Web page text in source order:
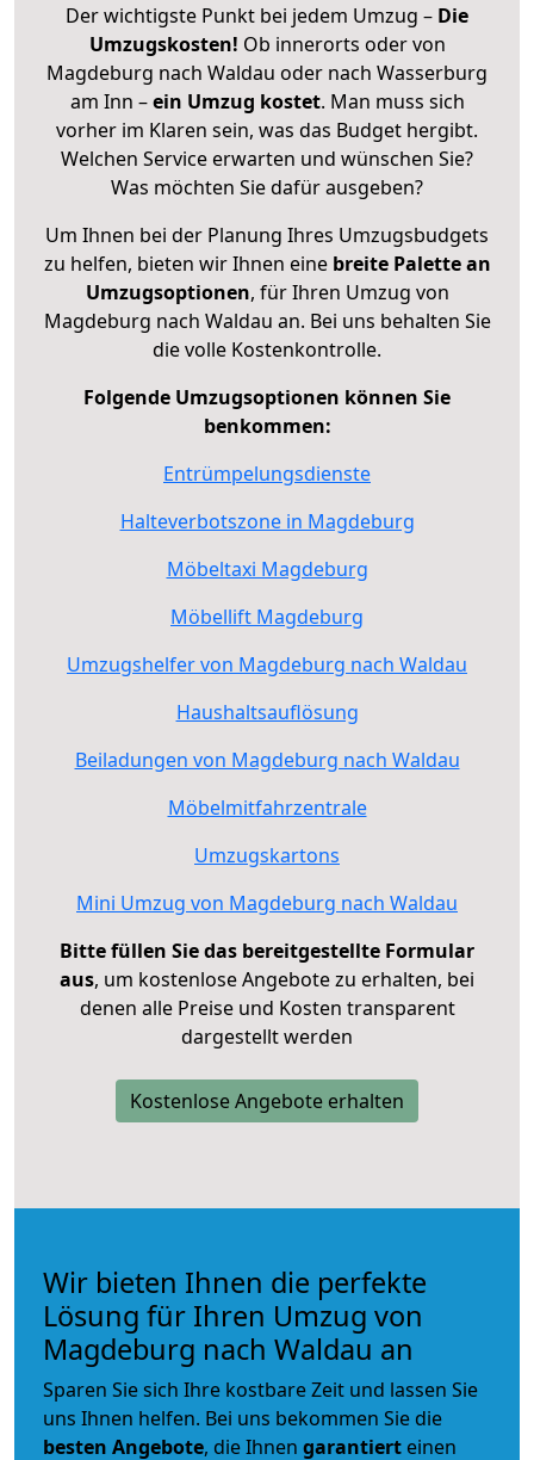
Der wichtigste Punkt bei jedem Umzug – Die
Umzugskosten! Ob innerorts oder von
Magdeburg nach Waldau oder nach Wasserburg
am Inn –ein Umzug kostet. Man muss sich
vorher im Klaren sein, was das Budget hergibt.
Welchen Service erwarten und wünschen Sie?
Was möchten Sie dafür ausgeben?
Um Ihnen bei der Planung Ihres Umzugsbudgets
zu helfen, bieten wir Ihnen eine breite Palette an
Umzugsoptionen, für Ihren Umzug von
Magdeburg nach Waldau an. Bei uns behalten Sie
die volle Kostenkontrolle.
Folgende Umzugsoptionen können Sie
benkommen:
Entrümpelungsdienste
Halteverbotszone in Magdeburg
Möbeltaxi Magdeburg
Möbellift Magdeburg
Umzugshelfer von Magdeburg nach Waldau
Haushaltsauflösung
Beiladungen von Magdeburg nach Waldau
Möbelmitfahrzentrale
Umzugskartons
Mini Umzug von Magdeburg nach Waldau
Bitte füllen Sie das bereitgestellte Formular
aus, um kostenlose Angebote zu erhalten, bei
denen alle Preise und Kosten transparent
dargestellt werden
Kostenlose Angebote erhalten
Wir bieten Ihnen die perfekte
Lösung für Ihren Umzug von
Magdeburg nach Waldau an
Sparen Sie sich Ihre kostbare Zeit und lassen Sie
uns Ihnen helfen. Bei uns bekommen Sie die
besten Angebote, die Ihnen garantiert einen